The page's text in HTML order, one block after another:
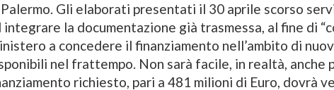
Gli elaborati presentati il 30 aprile scorso
integrare la documentazione già trasmessa, al fine di
a concedere il finanziamento nell’ambito di
nel frattempo. Non sarà facile, in realtà, anche
richiesto, pari a 481 milioni di Euro, dovrà